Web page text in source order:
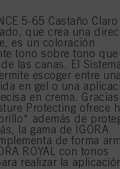
5-65 Castaño Claro
que crea una
es un coloración
tono sobre tono
las canas. El
escoger entre una
en gel o una
en crema.
Protecting ofrece
además de
la gama de IGORA
de forma
ROYAL con tonos
realizar la